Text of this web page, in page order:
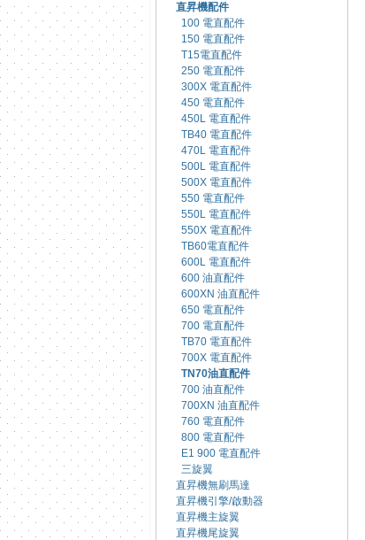
直昇機配件
100 電直配件
150 電直配件
T15電直配件
250 電直配件
300X 電直配件
450 電直配件
450L 電直配件
TB40 電直配件
470L 電直配件
500L 電直配件
500X 電直配件
550 電直配件
550L 電直配件
550X 電直配件
TB60電直配件
600L 電直配件
600 油直配件
600XN 油直配件
650 電直配件
700 電直配件
TB70 電直配件
700X 電直配件
TN70油直配件
700 油直配件
700XN 油直配件
760 電直配件
800 電直配件
E1 900 電直配件
三旋翼
直昇機無刷馬達
直昇機引擎/啟動器
直昇機主旋翼
直昇機尾旋翼